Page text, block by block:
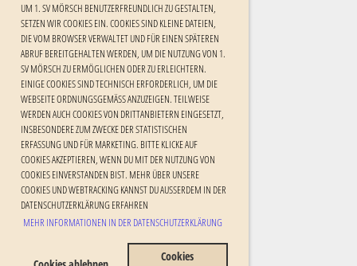
UM 1. SV MÖRSCH BENUTZERFREUNDLICH ZU GESTALTEN,
SETZEN WIR COOKIES EIN. COOKIES SIND KLEINE DATEIEN,
DIE VOM BROWSER VERWALTET UND FÜR EINEN SPÄTEREN
ABRUF BEREITGEHALTEN WERDEN, UM DIE NUTZUNG VON 1.
SV MÖRSCH ZU ERMÖGLICHEN ODER ZU ERLEICHTERN.
EINIGE COOKIES SIND TECHNISCH ERFORDERLICH, UM DIE
WEBSEITE ORDNUNGSGEMÄSS ANZUZEIGEN. TEILWEISE W
ERDEN AUCH COOKIES VON DRITTANBIETERN EINGESETZT, I
NSBESONDERE ZUM ZWECKE DER STATISTISCHEN E
RFASSUNG UND FÜR MARKETING. BITTE KLICKE AUF C
OOKIES AKZEPTIEREN, WENN DU MIT DER NUTZUNG VON C
OOKIES EINVERSTANDEN BIST. MEHR ÜBER UNSERE C
OOKIES UND WEBTRACKING KANNST DU AUSSERDEM IN DER DA
TENSCHUTZERKLÄRUNG ERFAHREN
MEHR INFORMATIONEN IN DER DATENSCHUTZERKLÄRUNG
Cookies